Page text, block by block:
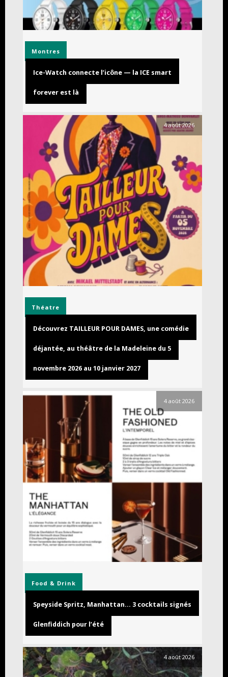
Montres
Ice-Watch connecte l’icône — la ICE smart
forever est là
4 août 2026
Théatre
Découvrez TAILLEUR POUR DAMES, une comédie
déjantée, au théâtre de la Madeleine du 5
novembre 2026 au 10 janvier 2027
4 août 2026
Food & Drink
Speyside Spritz, Manhattan… 3 cocktails signés
Glenfiddich pour l’été
4 août 2026